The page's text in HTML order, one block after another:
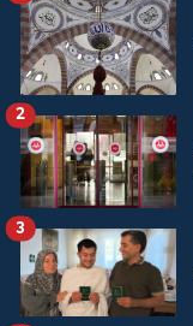
2
3
Tekirdağ
Tokat
Trabzon
Tunceli
Uşak